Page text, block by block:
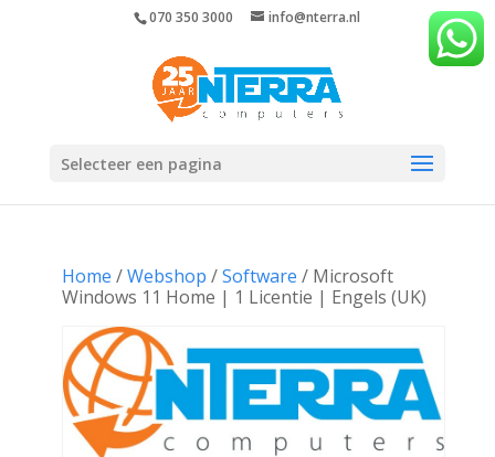
070 350 3000 info@nterra.nl
Selecteer een pagina
Home /Webshop /Software / Microsoft
Windows 11 Home | 1 Licentie | Engels (UK)